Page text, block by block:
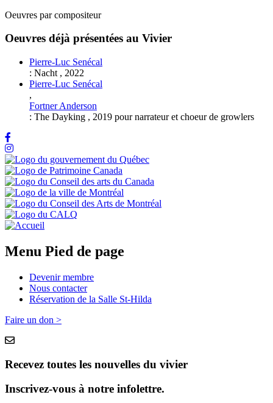
Oeuvres par compositeur
Oeuvres déjà présentées au Vivier
Pierre-Luc Senécal
: Nacht , 2022
Pierre-Luc Senécal
,
Fortner Anderson
: The Dayking , 2019 pournarrateur et choeur de growlers
Menu Pied de page
Devenir membre
Nous contacter
Réservation de la Salle St-Hilda
Faire un don >
Recevez toutes les nouvelles du vivier
Inscrivez-vous à notre infolettre.